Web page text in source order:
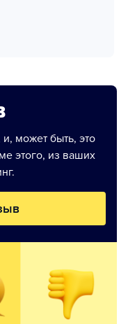
и, может быть, это
этого, из ваших